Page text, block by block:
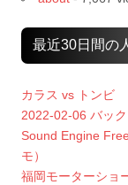
最近30日間の
カラス vs トンビ
2022-02-06 バッ
Sound Engine
モ）
福岡モーターシ